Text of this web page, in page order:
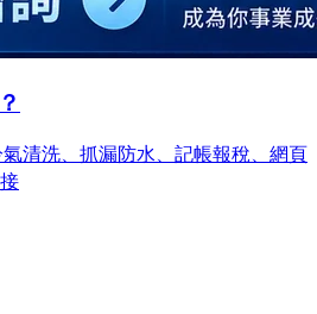
清洗、抓漏防水、記帳報稅、網頁